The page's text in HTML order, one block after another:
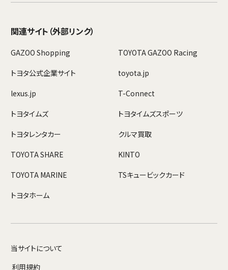
関連サイト （外部リンク）
GAZOO Shopping
TOYOTA GAZOO Racing
トヨタ公式企業サイト
toyota.jp
lexus.jp
T-Connect
トヨタイムズ
トヨタイムズスポーツ
トヨタレンタカー
クルマ買取
TOYOTA SHARE
KINTO
TOYOTA MARINE
TSキュービックカード
トヨタホーム
当サイトについて
利用規約